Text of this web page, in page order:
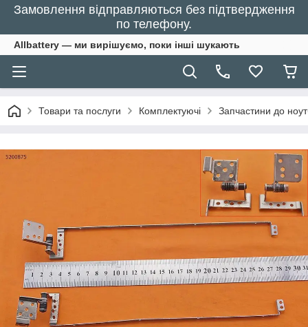
Замовлення відправляються без підтвердження
по телефону.
Allbattery — ми вирішуємо, поки інші шукають
Товари та послуги Комплектуючі Запчастини до